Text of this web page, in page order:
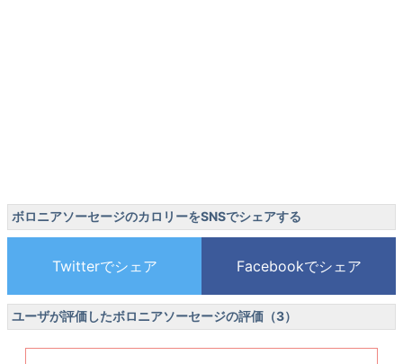
ボロニアソーセージのカロリーをSNSでシェアする
ユーザが評価したボロニアソーセージの評価（3）